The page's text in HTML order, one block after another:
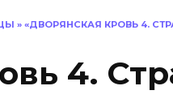
»«ДВОРЯНСКАЯ КРОВЬ 4.
4.